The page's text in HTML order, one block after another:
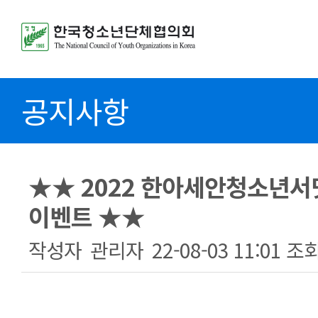
공지사항
★★ 2022 한아세안청소년서
이벤트 ★★
작성자 관리자 22-08-03 11:01 조